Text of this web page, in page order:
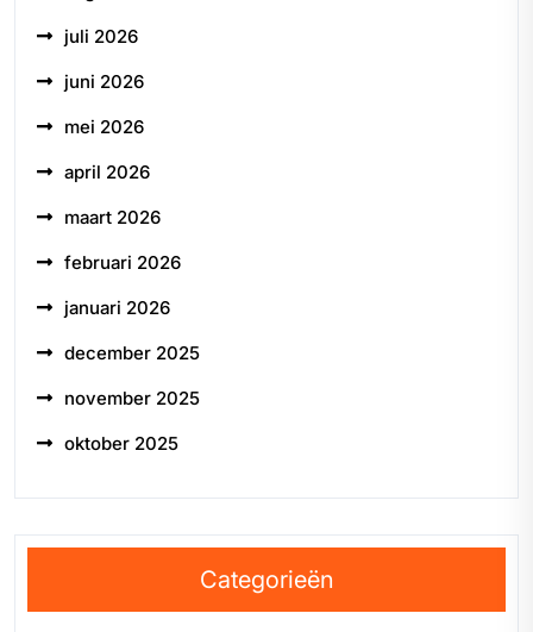
juli 2026
juni 2026
mei 2026
april 2026
maart 2026
februari 2026
januari 2026
december 2025
november 2025
oktober 2025
Categorieën